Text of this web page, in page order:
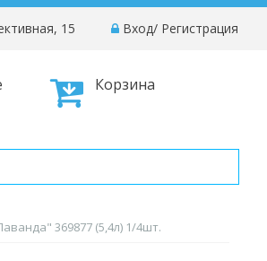
Вход/ Регистрация
15
Корзина
369877 (5,4л) 1/4шт.